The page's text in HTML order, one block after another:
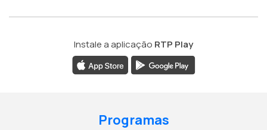
Instale a aplicação RTP Play
Programas